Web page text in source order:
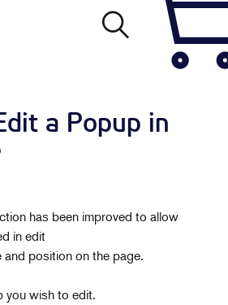
a Popup in
has been improved to allow
in edit
and position on the page.
you wish to edit.